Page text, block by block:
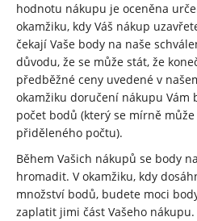
hodnotu nákupu je oceněna
okamžiku, kdy Váš nákup
čekají Vaše body na naše
důvodu, že se může stát, že
předběžné ceny uvedené v
okamžiku doručení nákupu
počet bodů (který se mírně
přiděleného počtu).
Během Vašich nákupů se body
hromadit. V okamžiku, kdy
množství bodů, budete moci
zaplatit jimi část Vašeho nákupu.